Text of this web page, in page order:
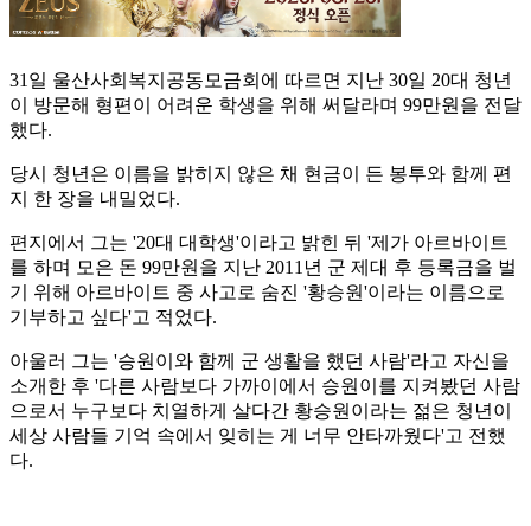
31일 울산사회복지공동모금회에 따르면 지난 30일 20대 청년
이 방문해 형편이 어려운 학생을 위해 써달라며 99만원을 전달
했다.
당시 청년은 이름을 밝히지 않은 채 현금이 든 봉투와 함께 편
지 한 장을 내밀었다.
편지에서 그는 '20대 대학생'이라고 밝힌 뒤 '제가 아르바이트
를 하며 모은 돈 99만원을 지난 2011년 군 제대 후 등록금을 벌
기 위해 아르바이트 중 사고로 숨진 '황승원'이라는 이름으로
기부하고 싶다'고 적었다.
아울러 그는 '승원이와 함께 군 생활을 했던 사람'라고 자신을
소개한 후 '다른 사람보다 가까이에서 승원이를 지켜봤던 사람
으로서 누구보다 치열하게 살다간 황승원이라는 젊은 청년이
세상 사람들 기억 속에서 잊히는 게 너무 안타까웠다'고 전했
다.